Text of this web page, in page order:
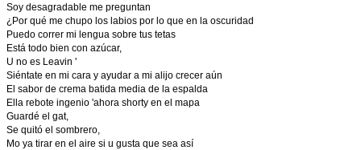
Soy desagradable me preguntan
¿Por qué me chupo los labios por lo que en la oscuridad
Puedo correr mi lengua sobre tus tetas
Está todo bien con azúcar,
U no es Leavin '
Siéntate en mi cara y ayudar a mi alijo crecer aún
El sabor de crema batida media de la espalda
Ella rebote ingenio 'ahora shorty en el mapa
Guardé el gat,
Se quitó el sombrero,
Mo ya tirar en el aire si u gusta que sea así